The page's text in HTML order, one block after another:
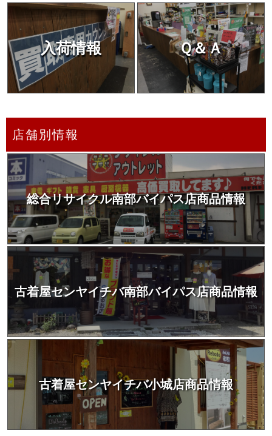
入荷情報 Ｑ＆Ａ
店舗別情報
総合リサイクル南部バイパス店商品情報
古着屋センヤイチバ南部バイパス店商品情報
古着屋センヤイチバ小城店商品情報